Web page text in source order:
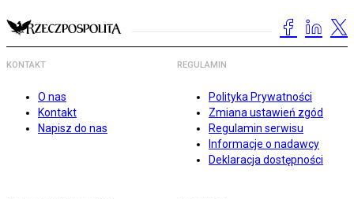
KONTAKT
O nas
Kontakt
Napisz do nas
REGULAMIN
Polityka Prywatności
Zmiana ustawień zgód
Regulamin serwisu
Informacje o nadawcy
Deklaracja dostępności